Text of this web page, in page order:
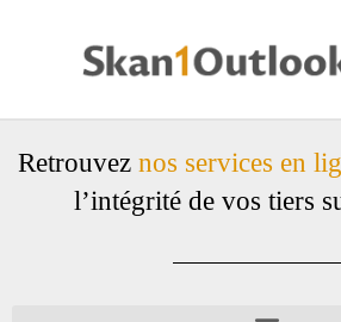
Retrouvez nos services en
l’intégrité de vos tiers